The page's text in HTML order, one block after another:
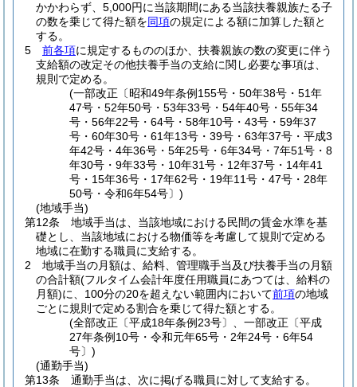
かかわらず、5,000円に当該期間にある当該扶養親族たる子
の数を乗じて得た額を同項の規定による額に加算した額と
する。
5
前各項に規定するもののほか、扶養親族の数の変更に伴う
支給額の改定その他扶養手当の支給に関し必要な事項は、
規則で定める。
(一部改正〔昭和49年条例155号・50年38号・51年
47号・52年50号・53年33号・54年40号・55年34
号・56年22号・64号・58年10号・43号・59年37
号・60年30号・61年13号・39号・63年37号・平成3
年42号・4年36号・5年25号・6年34号・7年51号・8
年30号・9年33号・10年31号・12年37号・14年41
号・15年36号・17年62号・19年11号・47号・28年
50号・令和6年54号〕)
(地域手当)
第12条
地域手当は、当該地域における民間の賃金水準を基
礎とし、当該地域における物価等を考慮して規則で定める
地域に在勤する職員に支給する。
2
地域手当の月額は、給料、管理職手当及び扶養手当の月額
の合計額(フルタイム会計年度任用職員にあつては、給料の
月額)に、100分の20を超えない範囲内において前項の地域
ごとに規則で定める割合を乗じて得た額とする。
(全部改正〔平成18年条例23号〕、一部改正〔平成
27年条例10号・令和元年65号・2年24号・6年54
号〕)
(通勤手当)
第13条
通勤手当は、次に掲げる職員に対して支給する。